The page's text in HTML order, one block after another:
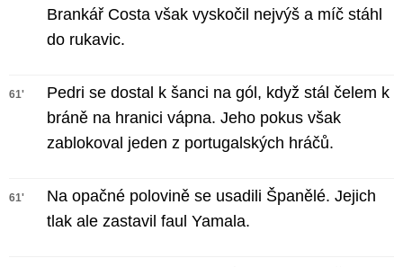
Brankář Costa však vyskočil nejvýš a míč stáhl
do rukavic.
61'
Pedri se dostal k šanci na gól, když stál čelem k
bráně na hranici vápna. Jeho pokus však
zablokoval jeden z portugalských hráčů.
61'
Na opačné polovině se usadili Španělé. Jejich
tlak ale zastavil faul Yamala.